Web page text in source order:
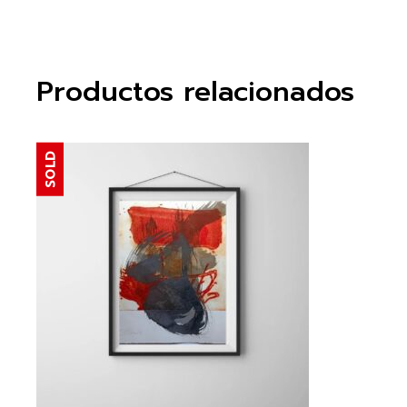
Productos relacionados
SOLD